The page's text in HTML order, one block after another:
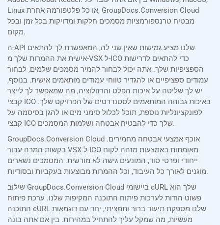
Linux או כל פלטפורמה אחרת, GroupDocs.Conversion Cloud
מבטיח טרנספורמציות מסמכים חלקות ומדויקות בכל זמן ובכל
מקום.
ה-API שלנו מציע גמישות שאין שני לה, המאפשרת לך להתאים
אישית את ההמרות שלך מ-VSX ל-ICO כדי להתאים לדרישות
הספציפיות שלך. אתה יכול לבחור להמיר מסמכים שלמים, לבחור
עמודים ספציפיים או להגדיר טווחי עמודים מותאמים אישית. בנוסף,
יש לך שליטה על איכות הפלט והרזולוציה, מה שמאפשר לך לייצר
קבצי ICO באיכות גבוהה המותאמים לסטנדרטים של הפרויקט שלך.
לפונקציונליות נוספת, תוכל לכלול סימני מים או להגן בסיסמה על
קבצי ICO שלך כדי להבטיח אבטחה ושלמות המסמכים.
GroupDocs.Conversion Cloud אוכף אמצעי אבטחה מחמירים.
בקשות המרה עבור VSX ל-ICO מאומתות באמצעות מזהה לקוח
ייחודי ופרטי סוד, המונעים גישה לא מורשית. המסמכים נשארים
מוגנים לאורך כל העיבוד, וכל ההמרות מבוצעות בעקביות ובסודיות.
שילוב GroupDocs.Conversion Cloud ביישומי cURL שלך הוא
פשוט הודות לערכות פיתוח התוכנה המקיפות שלנו. ערכת פיתוח
התוכנה cURL שלנו מספקת תיעוד ברור ותמציתי, יחד עם דוגמאות
מעשיות, מה שמקל עליך להתחיל במהירות. בין אם אתה בונה